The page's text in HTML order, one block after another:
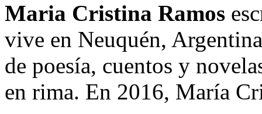
Maria Cristina Ramos
vive en Neuquén,
de poesía, cuentos y
en rima. En 2016, María